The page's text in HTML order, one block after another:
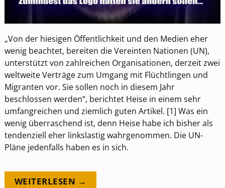
„Von der hiesigen Öffentlichkeit und den Medien eher
wenig beachtet, bereiten die Vereinten Nationen (UN),
unterstützt von zahlreichen Organisationen, derzeit zwei
weltweite Verträge zum Umgang mit Flüchtlingen und
Migranten vor. Sie sollen noch in diesem Jahr
beschlossen werden“, berichtet Heise in einem sehr
umfangreichen und ziemlich guten Artikel. [1] Was ein
wenig überraschend ist, denn Heise habe ich bisher als
tendenziell eher linkslastig wahrgenommen. Die UN-
Pläne jedenfalls haben es in sich.
WEITERLESEN →